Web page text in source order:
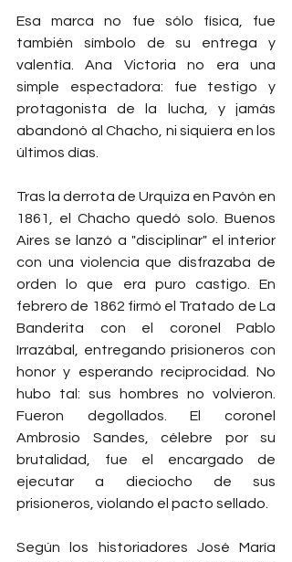
Esa marca no fue sólo física, fue
también símbolo de su entrega y
valentía. Ana Victoria no era una
simple espectadora: fue testigo y
protagonista de la lucha, y jamás
abandonó al Chacho, ni siquiera en los
últimos días.
Tras la derrota de Urquiza en Pavón en
1861, el Chacho quedó solo. Buenos
Aires se lanzó a "disciplinar" el interior
con una violencia que disfrazaba de
orden lo que era puro castigo. En
febrero de 1862 firmó el Tratado de La
Banderita con el coronel Pablo
Irrazábal, entregando prisioneros con
honor y esperando reciprocidad. No
hubo tal: sus hombres no volvieron.
Fueron degollados. El coronel
Ambrosio Sandes, célebre por su
brutalidad, fue el encargado de
ejecutar a dieciocho de sus
prisioneros, violando el pacto sellado.
Según los historiadores José María